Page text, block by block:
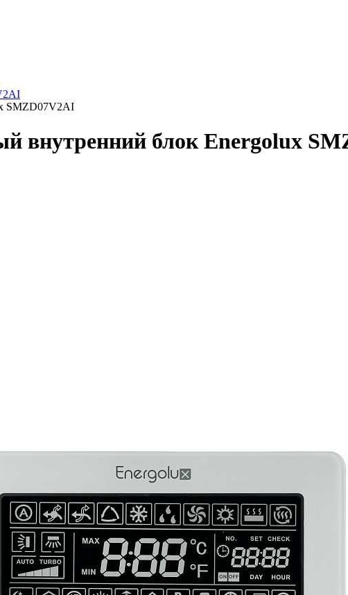
SMZD07V2AI
внутренний блок Energolux